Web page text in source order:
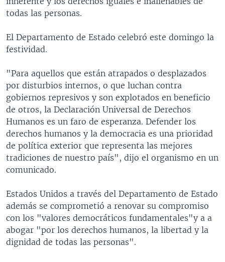
ENTRETENIMIENTO
todas las personas.
El Departamento de Estado celebró este domingo la
festividad.
"Para aquellos que están atrapados o desplazados
por disturbios internos, o que luchan contra
gobiernos represivos y son explotados en beneficio
de otros, la Declaración Universal de Derechos
Humanos es un faro de esperanza. Defender los
derechos humanos y la democracia es una prioridad
de política exterior que representa las mejores
tradiciones de nuestro país", dijo el organismo en un
comunicado.
Estados Unidos a través del Departamento de Estado
además se comprometió a renovar su compromiso
con los "valores democráticos fundamentales"y a a
abogar "por los derechos humanos, la libertad y la
dignidad de todas las personas".